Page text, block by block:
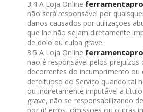
3.4 A Loja Online
não será responsável por
danos causados por utilizações
que lhe não sejam diretamente
de dolo ou culpa grave.
3.5 A Loja Online
não é responsável pelos prejuízos
decorrentes do incumprimento ou
defeituoso do Serviço quando tal
ou indiretamente imputável a
grave, não se responsabilizando